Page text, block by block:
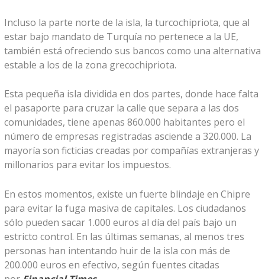
Incluso la parte norte de la isla, la turcochipriota, que al
estar bajo mandato de Turquía no pertenece a la UE,
también está ofreciendo sus bancos como una alternativa
estable a los de la zona grecochipriota.
Esta pequeña isla dividida en dos partes, donde hace falta
el pasaporte para cruzar la calle que separa a las dos
comunidades, tiene apenas 860.000 habitantes pero el
número de empresas registradas asciende a 320.000. La
mayoría son ficticias creadas por compañías extranjeras y
millonarios para evitar los impuestos.
En estos momentos, existe un fuerte blindaje en Chipre
para evitar la fuga masiva de capitales. Los ciudadanos
sólo pueden sacar 1.000 euros al día del país bajo un
estricto control. En las últimas semanas, al menos tres
personas han intentando huir de la isla con más de
200.000 euros en efectivo, según fuentes citadas